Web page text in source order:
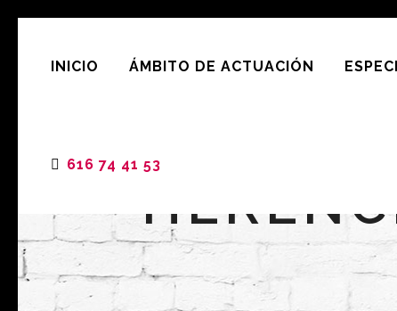
INICIO ÁMBITO DE ACTUACIÓN
616 74 41 53